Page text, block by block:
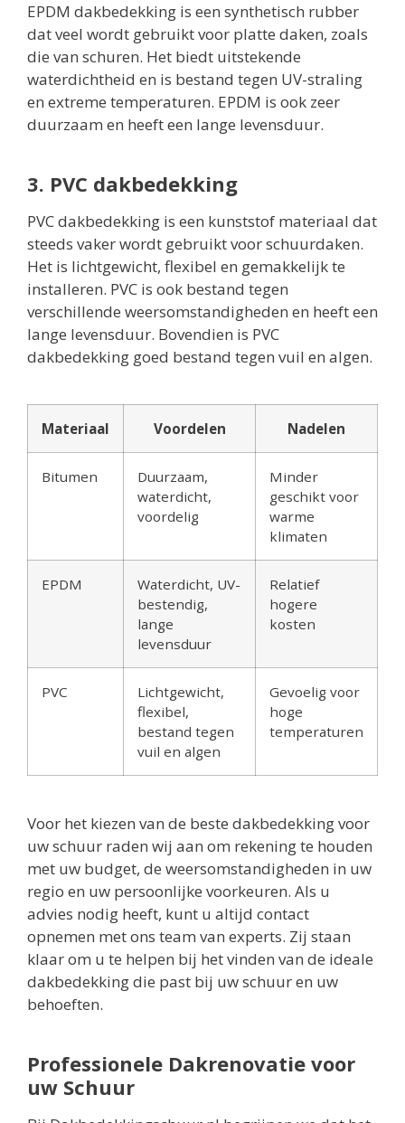
EPDM dakbedekking is een synthetisch rubber
dat veel wordt gebruikt voor platte daken, zoals
die van schuren. Het biedt uitstekende
waterdichtheid en is bestand tegen UV-straling
en extreme temperaturen. EPDM is ook zeer
duurzaam en heeft een lange levensduur.
3. PVC dakbedekking
PVC dakbedekking is een kunststof materiaal dat
steeds vaker wordt gebruikt voor schuurdaken.
Het is lichtgewicht, flexibel en gemakkelijk te
installeren. PVC is ook bestand tegen
verschillende weersomstandigheden en heeft een
lange levensduur. Bovendien is PVC
dakbedekking goed bestand tegen vuil en algen.
Materiaal Voordelen Nadelen
Bitumen
Duurzaam,
waterdicht,
voordelig
Minder
geschikt voor
warme
klimaten
EPDM
Waterdicht, UV-
bestendig,
lange
levensduur
Relatief
hogere
kosten
PVC
Lichtgewicht,
flexibel,
bestand tegen
vuil en algen
Gevoelig voor
hoge
temperaturen
Voor het kiezen van de beste dakbedekking voor
uw schuur raden wij aan om rekening te houden
met uw budget, de weersomstandigheden in uw
regio en uw persoonlijke voorkeuren. Als u
advies nodig heeft, kunt u altijd contact
opnemen met ons team van experts. Zij staan
klaar om u te helpen bij het vinden van de ideale
dakbedekking die past bij uw schuur en uw
behoeften.
Professionele Dakrenovatie voor
uw Schuur